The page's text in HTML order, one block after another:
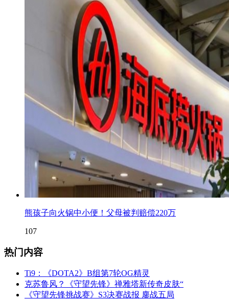
熊孩子向火锅中小便！父母被判赔偿220万
107
热门内容
Ti9：《DOTA2》B组第7轮OG精灵
克苏鲁风？《守望先锋》禅雅塔新传奇皮肤“
《守望先锋挑战赛》S3决赛战报 鏖战五局